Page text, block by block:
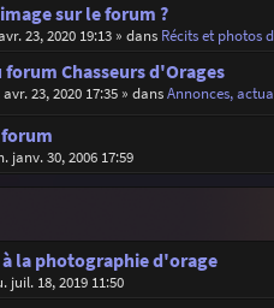
sur le forum ?
23, 2020 19:13» dans Récits et photos
forum Chasseurs d'Orages
23, 2020 17:35» dansAnnonces,
janv. 30, 2006 17:59
la photographie d'orage
juil. 18, 2019 11:50